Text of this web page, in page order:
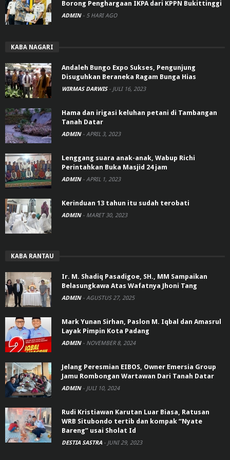
Borong Penghargaan IKPA dari KPPN Bukittinggi
ADMIN - 5 HARI AGO
KABA NAGARI
Andaleh Bungo Expo Sukses, Pengunjung
Disuguhkan Beraneka Ragam Bunga Hias
WIRMAS DARWIS - JULI 16, 2023
Hama dan irigasi keluhan petani di Tambangan
Tanah Datar
ADMIN - APRIL 3, 2023
Lenggang suara anak-anak, Wabup Richi
Perintahkan Buka Masjid 24 jam
ADMIN - APRIL 1, 2023
Kerinduan 13 tahun itu sudah terobati
ADMIN - MARET 30, 2023
KABA RANTAU
Ir. M. Shadiq Pasadigoe, SH., MM Sampaikan
Belasungkawa Atas Wafatnya Jhoni Tang
ADMIN - AGUSTUS 27, 2025
Mark Yunan Sirhan, Paslon M. Iqbal dan Amasrul
Layak Pimpin Kota Padang
ADMIN - NOVEMBER 8, 2024
Jelang Peresmian EIBOS, Owner Emersia Group
Jamu Rombongan Wartawan Dari Tanah Datar
ADMIN - JULI 10, 2024
Rudi Kristiawan Karutan Luar Biasa, Ratusan
WRB Situbondo tertib dan kompak “Nyate
Bareng” usai Sholat Id
DESTIA SASTRA - JUNI 29, 2023